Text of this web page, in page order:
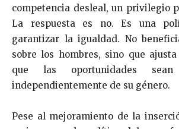
competencia desleal, un privilegio
La respuesta es no. Es una
garantizar la igualdad. No
sobre los hombres, sino que
que las oportunidades
independientemente de su género.
Pese al mejoramiento de la